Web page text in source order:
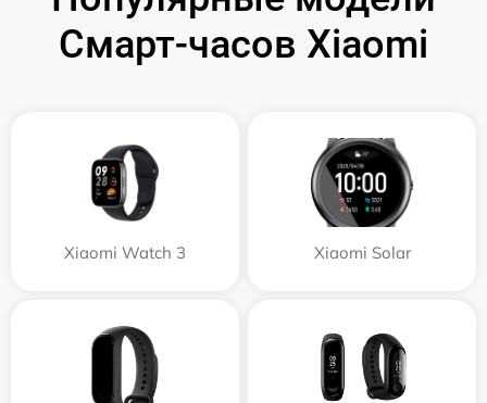
Смарт-часов Xiaomi
Xiaomi Watch 3 Xiaomi Solar